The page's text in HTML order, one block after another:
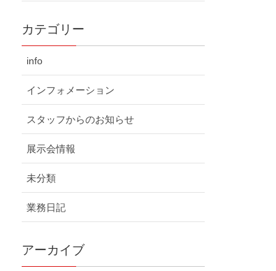
カテゴリー
info
インフォメーション
スタッフからのお知らせ
展示会情報
未分類
業務日記
アーカイブ